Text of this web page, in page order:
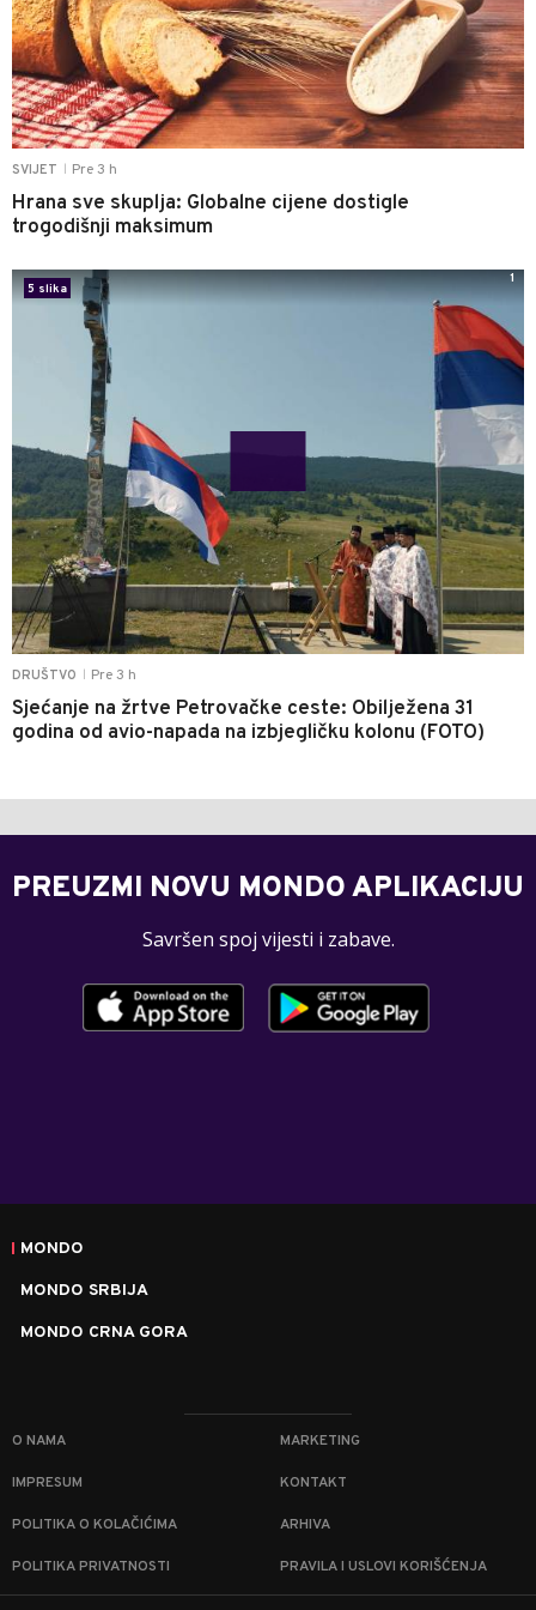
SVIJET Pre 3 h
Hrana sve skuplja: Globalne cijene dostigle
trogodišnji maksimum
DRUŠTVO Pre 3 h
Sjećanje na žrtve Petrovačke ceste: Obilježena 31
godina od avio-napada na izbjegličku kolonu (FOTO)
5 slika
1
PREUZMI NOVU MONDO APLIKACIJU
Savršen spoj vijesti i zabave.
MONDO
MONDO SRBIJA
MONDO CRNA GORA
O NAMA MARKETING
IMPRESUM KONTAKT
POLITIKA O KOLAČIĆIMA ARHIVA
POLITIKA PRIVATNOSTI PRAVILA I USLOVI KORIŠĆENJA